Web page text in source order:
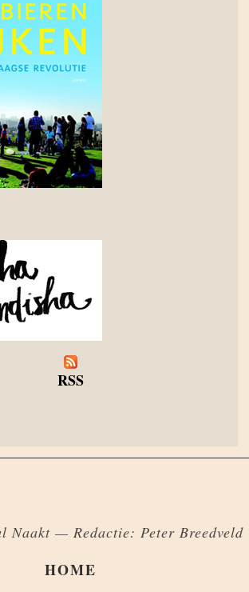
RSS
Naakt — Redactie: Peter Breedveld
HOME